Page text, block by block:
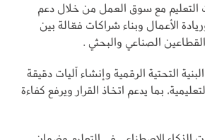
التعليم مع سوق العمل من خلال دعم
الأعمال وبناء شراكات فعّالة بين
الصناعي والبحثي .
التحتية الرقمية وإنشاء آليات دقيقة
بما يدعم اتخاذ القرار ويرفع كفاءة